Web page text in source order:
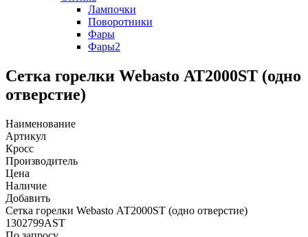
Лампочки
Поворотники
Фары
Фары2
Сетка горелки Webasto АТ2000ST (одно
отверстие)
Наименование
Артикул
Кросс
Производитель
Цена
Наличие
Добавить
Сетка горелки Webasto АТ2000ST (одно отверстие)
1302799AST